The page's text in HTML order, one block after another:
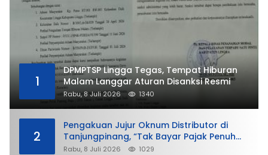
1
DPMPTSP Lingga Tegas, Tempat Hiburan
Malam Langgar Aturan Disanksi Resmi
Rabu, 8 Juli 2026 1340
2
Pengakuan Jujur Oknum Distributor di
Tanjungpinang, “Tak Bayar Pajak Penuh
demi Untung”
Rabu, 8 Juli 2026 1029